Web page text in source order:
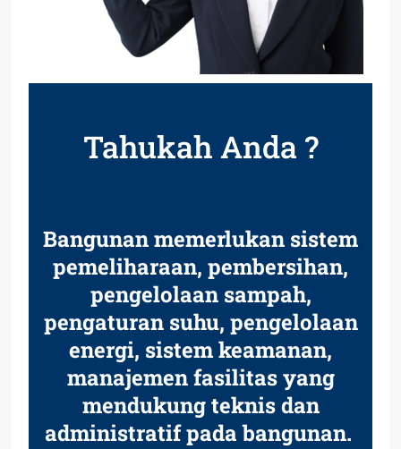
Tahukah Anda ?
Bangunan memerlukan sistem
pemeliharaan, pembersihan,
pengelolaan sampah,
pengaturan suhu, pengelolaan
energi, sistem keamanan,
manajemen fasilitas yang
mendukung teknis dan
administratif pada bangunan.